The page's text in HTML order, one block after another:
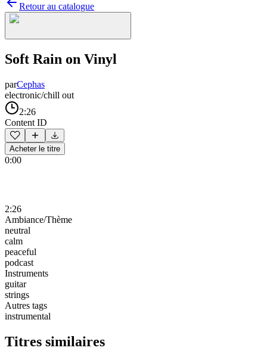
Retour au catalogue
Soft Rain on Vinyl
parCephas
electronic/chill out
2:26
Content ID
Acheter le titre
0:00
2:26
Ambiance/Thème
neutral
calm
peaceful
podcast
Instruments
guitar
strings
Autres tags
instrumental
Titres similaires